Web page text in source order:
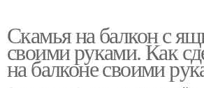
Скамья на балкон с
своими руками. Как
на балконе своими